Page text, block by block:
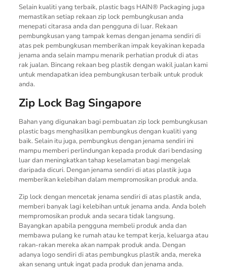
Selain kualiti yang terbaik, plastic bags HAIN® Packaging juga
memastikan setiap rekaan zip lock pembungkusan anda
menepati citarasa anda dan pengguna di luar. Rekaan
pembungkusan yang tampak kemas dengan jenama sendiri di
atas pek pembungkusan memberikan impak keyakinan kepada
jenama anda selain mampu menarik perhatian produk di atas
rak jualan. Bincang rekaan beg plastik dengan wakil jualan kami
untuk mendapatkan idea pembungkusan terbaik untuk produk
anda.
Zip Lock Bag Singapore
Bahan yang digunakan bagi pembuatan zip lock pembungkusan
plastic bags menghasilkan pembungkus dengan kualiti yang
baik. Selain itu juga, pembungkus dengan jenama sendiri ini
mampu memberi perlindungan kepada produk dari bendasing
luar dan meningkatkan tahap keselamatan bagi mengelak
daripada dicuri. Dengan jenama sendiri di atas plastik juga
memberikan kelebihan dalam mempromosikan produk anda.
Zip lock dengan mencetak jenama sendiri di atas plastik anda,
memberi banyak lagi kelebihan untuk jenama anda. Anda boleh
mempromosikan produk anda secara tidak langsung.
Bayangkan apabila pengguna membeli produk anda dan
membawa pulang ke rumah atau ke tempat kerja, keluarga atau
rakan-rakan mereka akan nampak produk anda. Dengan
adanya logo sendiri di atas pembungkus plastik anda, mereka
akan senang untuk ingat pada produk dan jenama anda.